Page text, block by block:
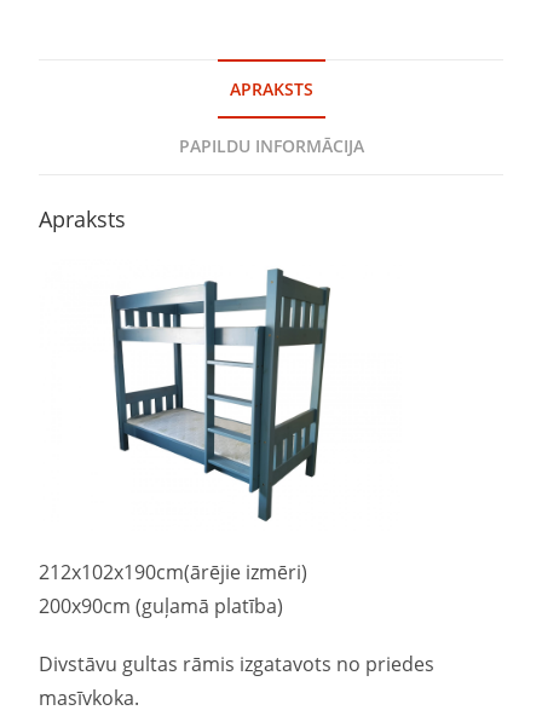
APRAKSTS
PAPILDU INFORMĀCIJA
Apraksts
212x102x190cm(ārējie izmēri)
200x90cm (guļamā platība)
Divstāvu gultas rāmis izgatavots no priedes
masīvkoka.